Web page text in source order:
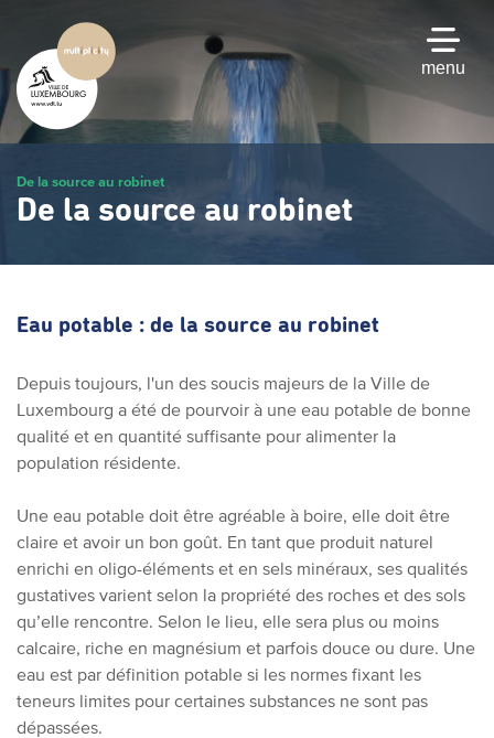
contenu
principal
menu
De la source au robinet
De la source au robinet
Eau potable : de la source au robinet
Depuis toujours, l'un des soucis majeurs de la Ville de
Luxembourg a été de pourvoir à une eau potable de bonne
qualité et en quantité suffisante pour alimenter la
population résidente.
Une eau potable doit être agréable à boire, elle doit être
claire et avoir un bon goût. En tant que produit naturel
enrichi en oligo-éléments et en sels minéraux, ses qualités
gustatives varient selon la propriété des roches et des sols
qu’elle rencontre. Selon le lieu, elle sera plus ou moins
calcaire, riche en magnésium et parfois douce ou dure. Une
eau est par définition potable si les normes fixant les
teneurs limites pour certaines substances ne sont pas
dépassées.